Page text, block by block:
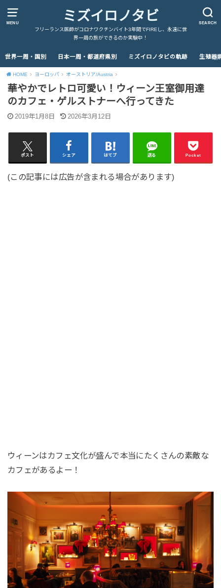
MENU SEARCH
ミズイロノタビ
フリーランス医師がコロナワクチンバイト3年間でFIREし、永遠に世
界一周の旅ができるのか実験中！
世界一周・国別 日本一周・都道府県別 ミズイロノタビの軌跡 生殖器
HOME ヨーロッパ オーストリア/Austria
華やかでレトロ可愛い！ウィーン王室御用達
のカフェ・ゲルストナーへ行ってきた
2019年1月8日 2026年3月12日
ポスト シェア はてブ 送る Pocket
(この記事には広告が含まれる場合があります)
ウィーンはカフェ文化が盛んで本当にたくさんの素敵な
カフェがあるよー！